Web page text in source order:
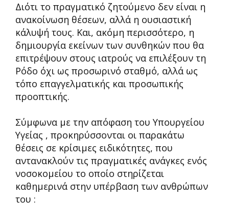
Διότι το πραγματικό ζητούμενο δεν είναι η
ανακοίνωση θέσεων, αλλά η ουσιαστική
κάλυψή τους. Και, ακόμη περισσότερο, η
δημιουργία εκείνων των συνθηκών που θα
επιτρέψουν στους ιατρούς να επιλέξουν τη
Ρόδο όχι ως προσωρινό σταθμό, αλλά ως
τόπο επαγγελματικής και προσωπικής
προοπτικής.
Σύμφωνα με την απόφαση του Υπουργείου
Υγείας , προκηρύσσονται οι παρακάτω
θέσεις σε κρίσιμες ειδικότητες, που
αντανακλούν τις πραγματικές ανάγκες ενός
νοσοκομείου το οποίο στηρίζεται
καθημερινά στην υπέρβαση των ανθρώπων
του :